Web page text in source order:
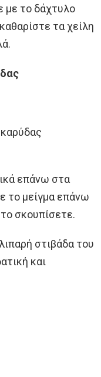
με το δάχτυλο
τα χείλη
επάνω στα
το μείγμα επάνω
σκουπίσετε.
στιβάδα του
και